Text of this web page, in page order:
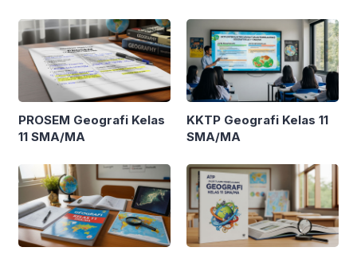
PROSEM Geografi Kelas
11 SMA/MA
KKTP Geografi Kelas 11
SMA/MA